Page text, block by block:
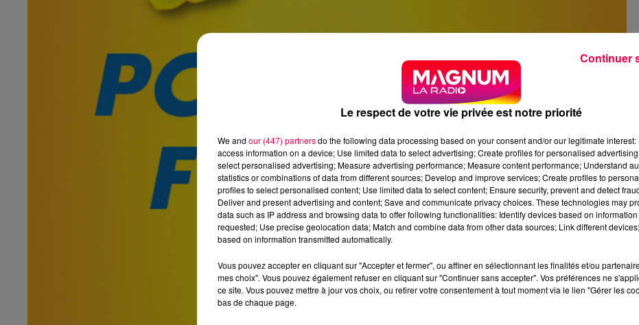
Le respect de votre vie privée est notre priorité
We and our (447) partnersdo the following data processing based on your consent and/or our legitimate interest:
access information on a device; Use limited data to select advertising; Create profiles for personalised
select personalised advertising; Measure advertising performance; Measure content performance; Understand
statistics or combinations of data from different sources; Develop and improve services; Create profiles to
profiles to select personalised content; Use limited data to select content; Ensure security, prevent and detect
Deliver and present advertising and content; Save and communicate privacy choices. These technologies may
data such as IP address and browsing data to offer following functionalities: Identify devices based on
requested; Use precise geolocation data; Match and combine data from other data sources; Link different
based on information transmitted automatically.
Vous pouvez accepter en cliquant sur "Accepter et fermer", ou affiner en sélectionnant les finalités et/ou
mes choix". Vous pouvez également refuser en cliquant sur "Continuer sans accepter". Vos préférences ne
ce site. Vous pouvez mettre à jour vos choix, ou retirer votre consentement à tout moment via le lien "Gérer les
bas de chaque page.
Continuer